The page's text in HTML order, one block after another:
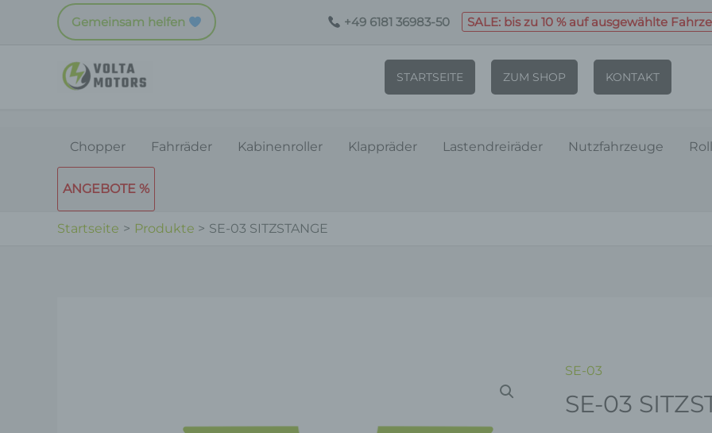
Gemeinsam helfen +49 6181 36983-50 SALE: bis zu 10 % auf ausgewählte
STARTSEITE ZUM SHOP KONTAKT
Chopper Fahrräder Kabinenroller Klappräder Lastendreiräder Nutzfahrzeuge
ANGEBOTE %
Startseite Produkte SE-03 SITZSTANGE
SE-03
SE-03
SE-
03